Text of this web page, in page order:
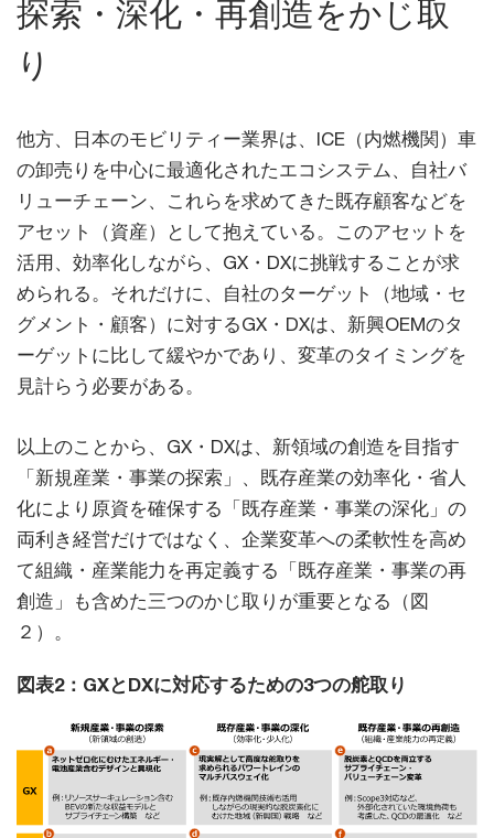
探索・深化・再創造をかじ取
り
他方、日本のモビリティー業界は、ICE（内燃機関）車
の卸売りを中心に最適化されたエコシステム、自社バ
リューチェーン、これらを求めてきた既存顧客などを
アセット（資産）として抱えている。このアセットを
活用、効率化しながら、GX・DXに挑戦することが求
められる。それだけに、自社のターゲット（地域・セ
グメント・顧客）に対するGX・DXは、新興OEMのタ
ーゲットに比して緩やかであり、変革のタイミングを
見計らう必要がある。
以上のことから、GX・DXは、新領域の創造を目指す
「新規産業・事業の探索」、既存産業の効率化・省人
化により原資を確保する「既存産業・事業の深化」の
両利き経営だけではなく、企業変革への柔軟性を高め
て組織・産業能力を再定義する「既存産業・事業の再
創造」も含めた三つのかじ取りが重要となる（図
２）。
図表2：GXとDXに対応するための3つの舵取り